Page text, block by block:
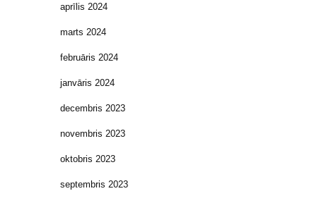
aprīlis 2024
marts 2024
februāris 2024
janvāris 2024
decembris 2023
novembris 2023
oktobris 2023
septembris 2023